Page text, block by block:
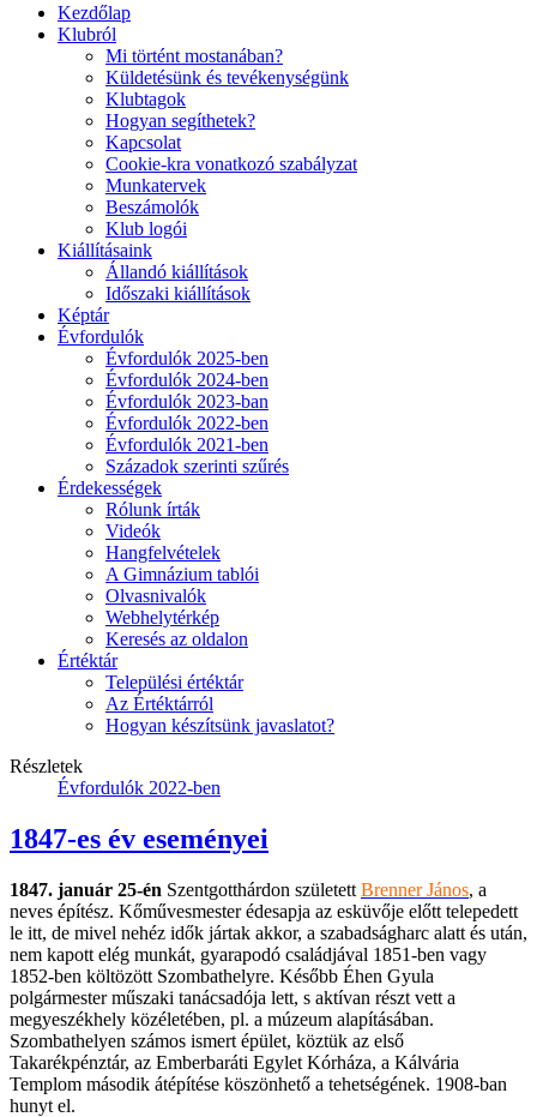
Kezdőlap
Klubról
Mi történt mostanában?
Küldetésünk és tevékenységünk
Klubtagok
Hogyan segíthetek?
Kapcsolat
Cookie-kra vonatkozó szabályzat
Munkatervek
Beszámolók
Klub logói
Kiállításaink
Állandó kiállítások
Időszaki kiállítások
Képtár
Évfordulók
Évfordulók 2025-ben
Évfordulók 2024-ben
Évfordulók 2023-ban
Évfordulók 2022-ben
Évfordulók 2021-ben
Századok szerinti szűrés
Érdekességek
Rólunk írták
Videók
Hangfelvételek
A Gimnázium tablói
Olvasnivalók
Webhelytérkép
Keresés az oldalon
Értéktár
Települési értéktár
Az Értéktárról
Hogyan készítsünk javaslatot?
Részletek
Évfordulók 2022-ben
1847-es év eseményei
1847. január 25-én Szentgotthárdon született Brenner János, a
neves építész. Kőművesmester édesapja az esküvője előtt telepedett
le itt, de mivel nehéz idők jártak akkor, a szabadságharc alatt és után,
nem kapott elég munkát, gyarapodó családjával 1851-ben vagy
1852-ben költözött Szombathelyre. Később Éhen Gyula
polgármester műszaki tanácsadója lett, s aktívan részt vett a
megyeszékhely közéletében, pl. a múzeum alapításában.
Szombathelyen számos ismert épület, köztük az első
Takarékpénztár, az Emberbaráti Egylet Kórháza, a Kálvária
Templom második átépítése köszönhető a tehetségének. 1908-ban
hunyt el.